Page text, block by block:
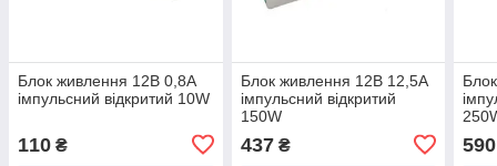
Блок живлення 12В 0,8А
імпульсний відкритий 10W
110 ₴
Блок живлення 12В 12,5А
імпульсний відкритий
150W
437₴ 590